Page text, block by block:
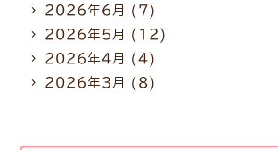
2026年6月 (7)
2026年5月 (12)
2026年4月 (4)
2026年3月 (8)